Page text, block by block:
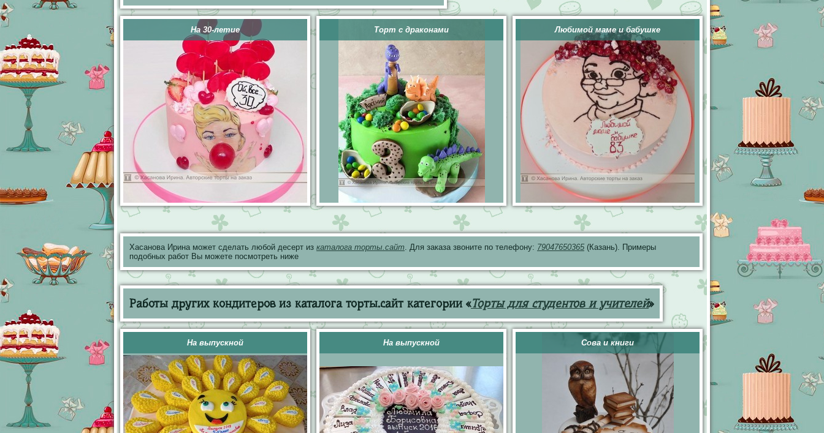
На 30-летие Торт с драконами Любимой маме и бабушке
Хасанова Ирина может сделать любой десерт из каталога торты.сайт. Для заказа звоните по телефону: 79047650365 (Казань). Примеры
подобных работ Вы можете посмотреть ниже
Работы других кондитеров из каталога торты.сайт категории «Торты для студентов и учителей»
На выпускной На выпускной Сова и книги